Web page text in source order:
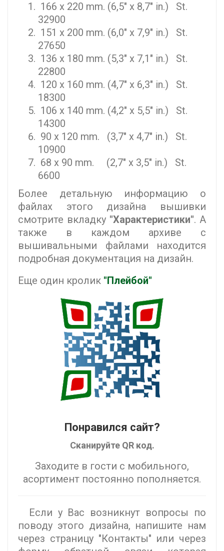
166 x 220 mm. (6,5" x 8,7" in.) St.
32900
151 x 200 mm. (6,0" x 7,9" in.) St.
27650
136 x 180 mm. (5,3" x 7,1" in.) St.
22800
120 x 160 mm. (4,7" x 6,3" in.) St.
18300
106 x 140 mm. (4,2" x 5,5" in.) St.
14300
90 x 120 mm. (3,7" x 4,7" in.) St.
10900
68 x 90 mm. (2,7" x 3,5" in.) St.
6600
Более детальную информацию о
файлах этого дизайна вышивки
смотрите вкладку "Характеристики". А
также в каждом архиве с
вышивальными файлами находится
подробная документация на дизайн.
Еще один кролик "Плейбой"
Понравился сайт?
Сканируйте QR код.
Заходите в гости с мобильного,
асортимент постоянно пополняется.
Если у Вас возникнут вопросы по
поводу этого дизайна, напишите нам
через страницу "Контакты" или через